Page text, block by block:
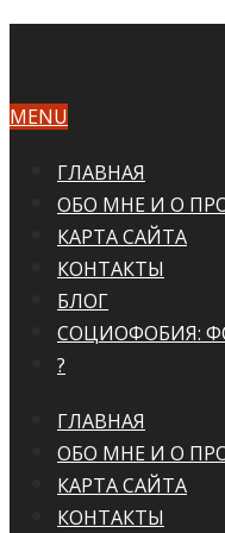
MENU
ГЛАВНАЯ
ОБО МНЕ И О
КАРТА САЙТА
КОНТАКТЫ
БЛОГ
СОЦИОФОБИЯ:
?
ГЛАВНАЯ
ОБО МНЕ И О
КАРТА САЙТА
КОНТАКТЫ